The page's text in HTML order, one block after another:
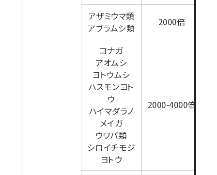
アザミウマ類
アブラムシ類
2000倍
コナガ
アオムシ
ヨトウムシ
ハスモンヨト
ウ
ハイマダラノ
メイガ
ウワバ類
シロイチモジ
ヨトウ
2000-4000倍